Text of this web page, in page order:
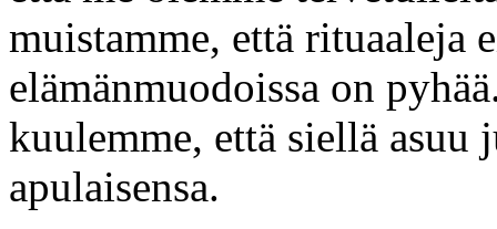
muistamme, että rituaaleja
elämänmuodoissa on
kuulemme, että siellä asuu
apulaisensa.